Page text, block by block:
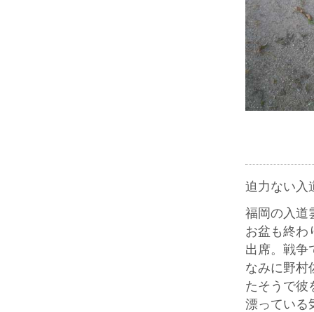
迫力ない入
福岡の入道
お盆も終わ
出席。戦争
なみに野村
たそうで彼
漂っている